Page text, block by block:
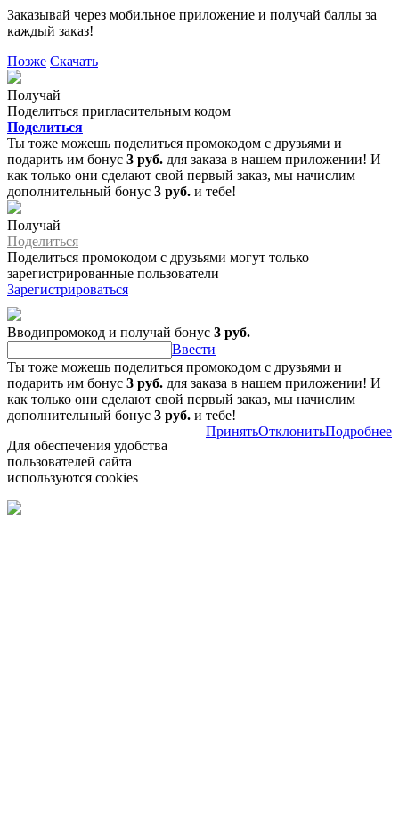
Заказывай через мобильное приложение и получай баллы за
каждый заказ!
Позже Скачать
Получай
Поделиться пригласительным кодом
Поделиться
Ты тоже можешь поделиться промокодом с друзьями и
подарить им бонус 3 руб. для заказа в нашем приложении! И
как только они сделают свой первый заказ, мы начислим
дополнительный бонус 3 руб. и тебе!
Получай
Поделиться
Поделиться промокодом с друзьями могут только
зарегистрированные пользователи
Зарегистрироваться
Вводипромокод и получай бонус 3 руб.
Ввести
Ты тоже можешь поделиться промокодом с друзьями и
подарить им бонус 3 руб. для заказа в нашем приложении! И
как только они сделают свой первый заказ, мы начислим
дополнительный бонус 3 руб. и тебе!
Для обеспечения удобства
пользователей сайта
используются cookies
ПринятьОтклонитьПодробнее